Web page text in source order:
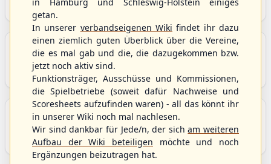
und Baseball5.
Berichte und Neuigkeiten
Aktuelle Meldungen, Berichte und Nachrichten aus
dem S/HBV, Deutschland und der Welt.
Aktuelle und anstehende Livestreams
Übersicht aller aktuell angebotenen Livestreams für
Baseball, Softball und Baseball5.
getan.
In unserer verbandseigenen Wiki findet ihr dazu
einen ziemlich guten Überblick über die Vereine,
die es mal gab und die, die dazugekommen bzw.
jetzt noch aktiv sind.
Funktionsträger, Ausschüsse und Kommissionen,
die Spielbetriebe (soweit dafür Nachweise und
Scoresheets aufzufinden waren) - all das könnt ihr
in unserer Wiki noch mal nachlesen.
Wir sind dankbar für Jede/n, der sicham weiteren
Aufbau der Wiki beteiligen möchte und noch
Ergänzungen beizutragen hat.